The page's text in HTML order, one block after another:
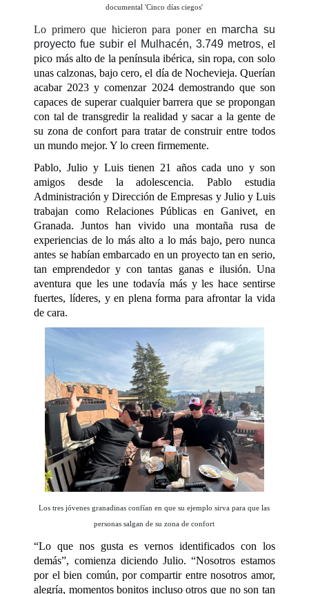
documental 'Cinco días ciegos'
Lo primero que hicieron para poner en marcha su
proyecto fue subir el Mulhacén, 3.749 metros, el
pico más alto de la península ibérica, sin ropa, con solo
unas calzonas, bajo cero, el día de Nochevieja. Querían
acabar 2023 y comenzar 2024 demostrando que son
capaces de superar cualquier barrera que se propongan
con tal de transgredir la realidad y sacar a la gente de
su zona de confort para tratar de construir entre todos
un mundo mejor. Y lo creen firmemente.
Pablo, Julio y Luis tienen 21 años cada uno y son
amigos desde la adolescencia. Pablo estudia
Administración y Dirección de Empresas y Julio y Luis
trabajan como Relaciones Públicas en Ganivet, en
Granada. Juntos han vivido una montaña rusa de
experiencias de lo más alto a lo más bajo, pero nunca
antes se habían embarcado en un proyecto tan en serio,
tan emprendedor y con tantas ganas e ilusión. Una
aventura que les une todavía más y les hace sentirse
fuertes, líderes, y en plena forma para afrontar la vida
de cara.
Los tres jóvenes granadinas confían en que su ejemplo sirva para que las
personas salgan de su zona de confort
“Lo que nos gusta es vernos identificados con los
demás”, comienza diciendo Julio. “Nosotros estamos
por el bien común, por compartir entre nosotros amor,
alegría, momentos bonitos incluso otros que no son tan